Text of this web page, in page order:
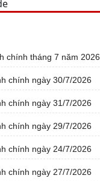
chính tháng 7 năm 2026
chính ngày 30/7/2026
chính ngày 31/7/2026
chính ngày 29/7/2026
chính ngày 24/7/2026
chính ngày 27/7/2026